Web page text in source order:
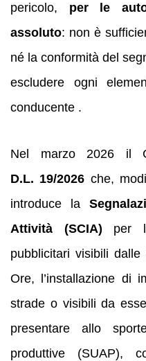
pericolo, per le
assoluto: non è
né la conformità del
escludere ogni
conducente .
Nel marzo 2026 il
D.L. 19/2026 che,
introduce la
Attività (SCIA) per
pubblicitari visibili
Ore, l’installazione di
strade o visibili da
presentare allo
produttive (SUAP),